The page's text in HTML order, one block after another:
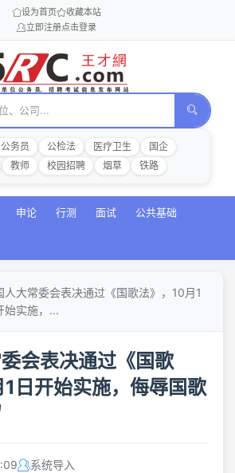
设为首页
收藏本站
立即注册点击登录
公务员 公检法 医疗卫生
国企
教师 校园招聘 烟草 铁路
申论 行测 面试 公共基础
人大常委会表决通过《国歌法》，10月1
始实施，...
会表决通过《国歌
日开始实施，侮辱国歌
系统导入